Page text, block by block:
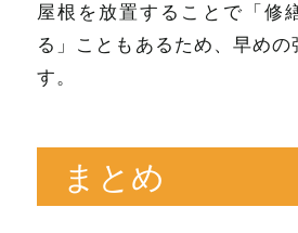
屋根を放置することで「修
る」こともあるため、早め
す。
まとめ